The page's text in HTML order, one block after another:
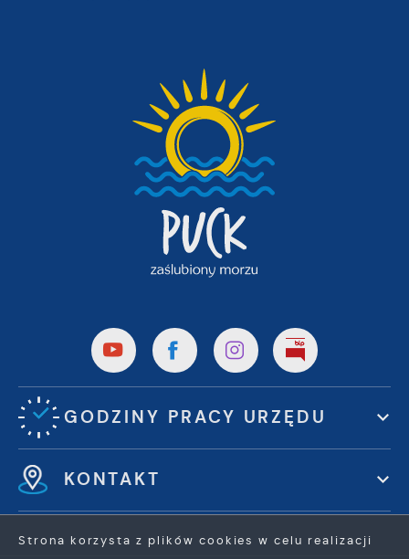
GODZINY PRACY URZĘDU
KONTAKT
Strona korzysta z plików cookies w celu realizacji